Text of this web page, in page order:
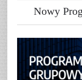
Nowy